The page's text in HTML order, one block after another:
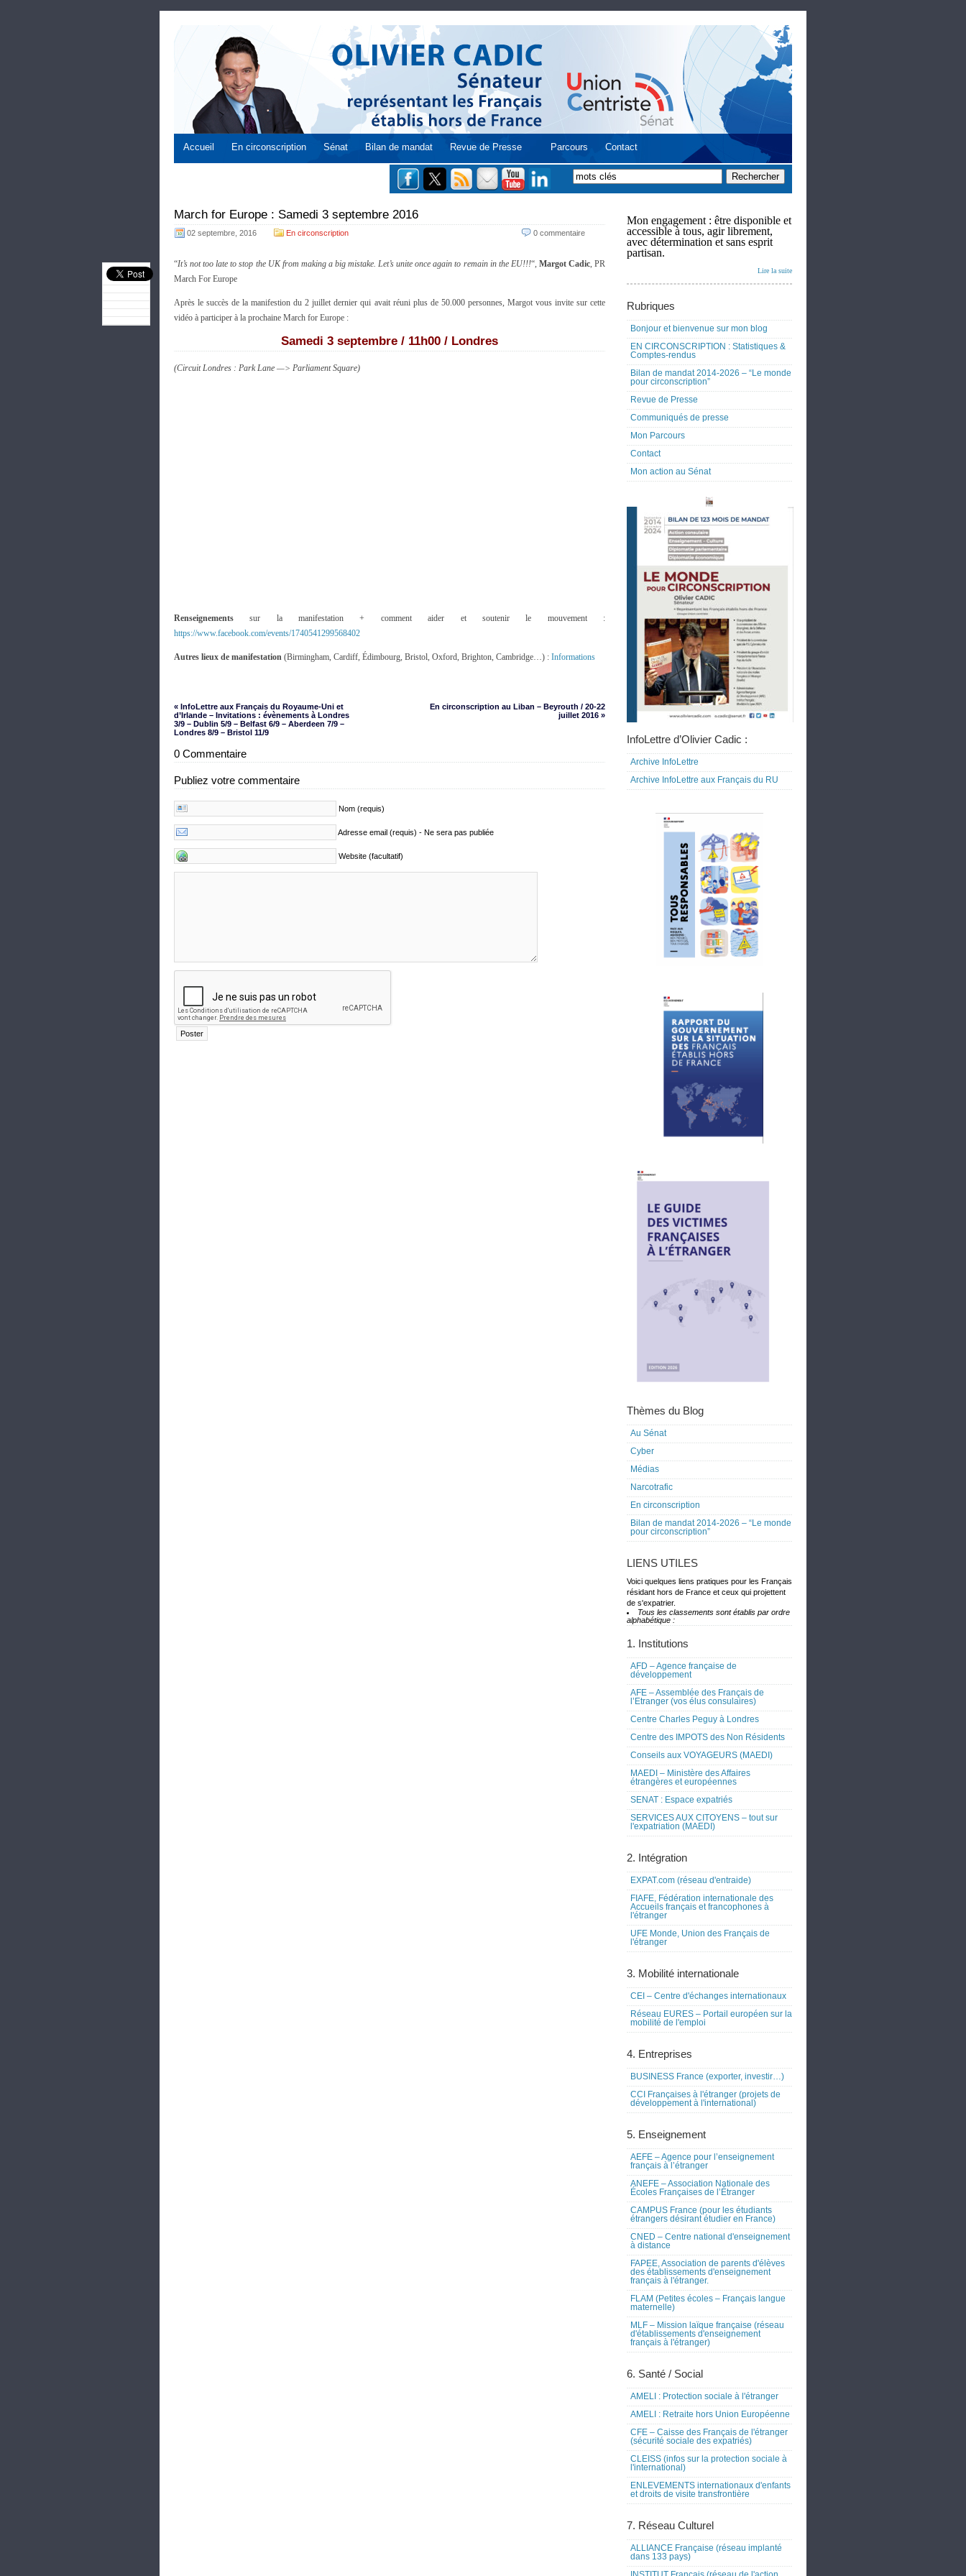
Accueil En circonscription Sénat Bilan de mandat Revue de Presse Parcours Contact
March for Europe : Samedi 3 septembre 2016
02 septembre, 2016 En circonscription 0 commentaire
“It’s not too late to stop the UK from making a big mistake. Let’s unite once again to remain in the EU!!!“, Margot Cadic, PR
March For Europe
Après le succès de la manifestion du 2 juillet dernier qui avait réuni plus de 50.000 personnes, Margot vous invite sur cette
vidéo à participer à la prochaine March for Europe :
Samedi 3 septembre / 11h00 / Londres
(Circuit Londres : Park Lane —> Parliament Square)
Renseignements sur la manifestation + comment aider et soutenir le mouvement :
https://www.facebook.com/events/1740541299568402
Autres lieux de manifestation (Birmingham, Cardiff, Édimbourg, Bristol, Oxford, Brighton, Cambridge…) : Informations
« InfoLettre aux Français du Royaume-Uni et
d’Irlande – Invitations : évènements à Londres
3/9 – Dublin 5/9 – Belfast 6/9 – Aberdeen 7/9 –
Londres 8/9 – Bristol 11/9
En circonscription au Liban – Beyrouth / 20-22
juillet 2016 »
0 Commentaire
Publiez votre commentaire
Nom (requis)
Adresse email (requis) - Ne sera pas publiée
Website (facultatif)
Mon engagement : être disponible et
accessible à tous, agir librement,
avec détermination et sans esprit
partisan.
Lire la suite
Rubriques
Bonjour et bienvenue sur mon blog
EN CIRCONSCRIPTION : Statistiques &
Comptes-rendus
Bilan de mandat 2014-2026 – “Le monde
pour circonscription”
Revue de Presse
Communiqués de presse
Mon Parcours
Contact
Mon action au Sénat
InfoLettre d’Olivier Cadic :
Archive InfoLettre
Archive InfoLettre aux Français du RU
Thèmes du Blog
Au Sénat
Cyber
Médias
Narcotrafic
En circonscription
Bilan de mandat 2014-2026 – “Le monde
pour circonscription”
LIENS UTILES
Voici quelques liens pratiques pour les Français
résidant hors de France et ceux qui projettent
de s'expatrier.
Tous les classements sont établis par ordre
alphabétique :
1. Institutions
AFD – Agence française de
développement
AFE – Assemblée des Français de
l’Etranger (vos élus consulaires)
Centre Charles Peguy à Londres
Centre des IMPOTS des Non Résidents
Conseils aux VOYAGEURS (MAEDI)
MAEDI – Ministère des Affaires
étrangères et européennes
SENAT : Espace expatriés
SERVICES AUX CITOYENS – tout sur
l'expatriation (MAEDI)
2. Intégration
EXPAT.com (réseau d'entraide)
FIAFE, Fédération internationale des
Accueils français et francophones à
l'étranger
UFE Monde, Union des Français de
l'étranger
3. Mobilité internationale
CEI – Centre d'échanges internationaux
Réseau EURES – Portail européen sur la
mobilité de l'emploi
4. Entreprises
BUSINESS France (exporter, investir…)
CCI Françaises à l'étranger (projets de
développement à l'international)
5. Enseignement
AEFE – Agence pour l’enseignement
français à l’étranger
ANEFE – Association Nationale des
Écoles Françaises de l’Étranger
CAMPUS France (pour les étudiants
étrangers désirant étudier en France)
CNED – Centre national d'enseignement
à distance
FAPEE, Association de parents d'élèves
des établissements d'enseignement
français à l'étranger.
FLAM (Petites écoles – Français langue
maternelle)
MLF – Mission laïque française (réseau
d'établissements d'enseignement
français à l'étranger)
6. Santé / Social
AMELI : Protection sociale à l'étranger
AMELI : Retraite hors Union Européenne
CFE – Caisse des Français de l'étranger
(sécurité sociale des expatriés)
CLEISS (infos sur la protection sociale à
l'international)
ENLEVEMENTS internationaux d'enfants
et droits de visite transfrontière
7. Réseau Culturel
ALLIANCE Française (réseau implanté
dans 133 pays)